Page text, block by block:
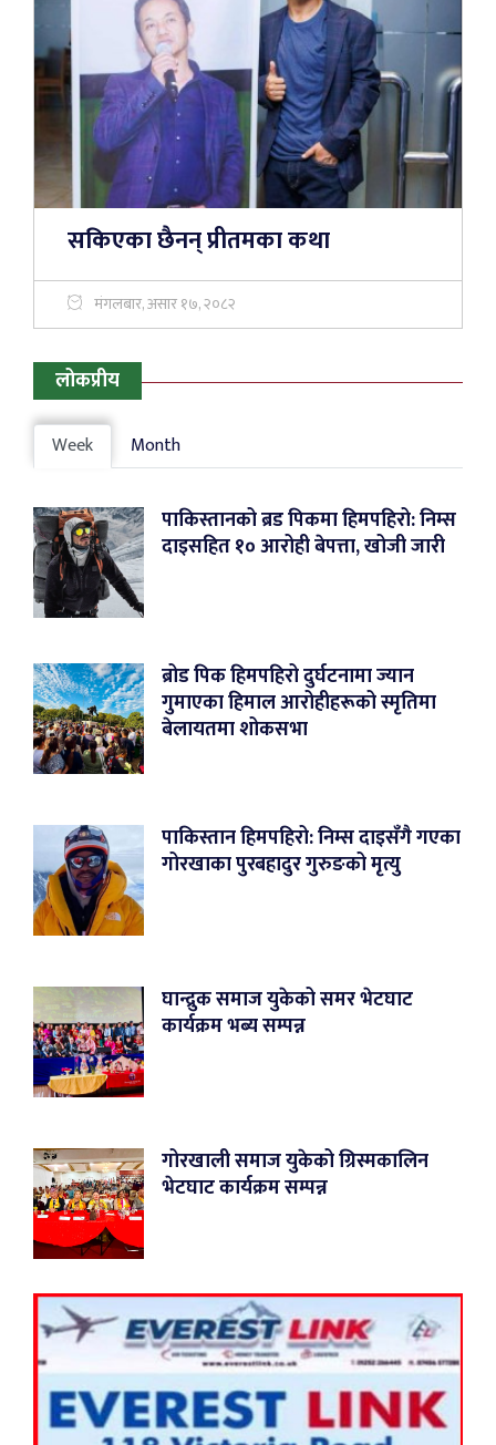
सकिएका छैनन् प्रीतमका कथा
मंगलबार, असार १७, २०८२
लोकप्रीय
Week Month
पाकिस्तानको ब्रड पिकमा हिमपहिरो: निम्स
दाइसहित १० आरोही बेपत्ता, खोजी जारी
ब्रोड पिक हिमपहिरो दुर्घटनामा ज्यान
गुमाएका हिमाल आरोहीहरूको स्मृतिमा
बेलायतमा शोकसभा
पाकिस्तान हिमपहिरो: निम्स दाइसँगै गएका
गोरखाका पुरबहादुर गुरुङको मृत्यु
घान्द्रुक समाज युकेको समर भेटघाट
कार्यक्रम भब्य सम्पन्न
गोरखाली समाज युकेको ग्रिस्मकालिन
भेटघाट कार्यक्रम सम्पन्न